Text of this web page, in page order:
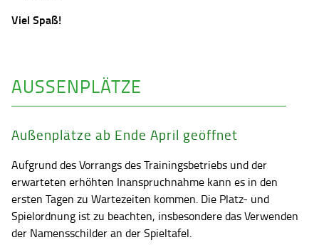
Viel Spaß!
AUSSENPLÄTZE
Außenplätze ab Ende April geöffnet
Aufgrund des Vorrangs des Trainingsbetriebs und der
erwarteten erhöhten Inanspruchnahme kann es in den
ersten Tagen zu Wartezeiten kommen. Die Platz- und
Spielordnung ist zu beachten, insbesondere das Verwenden
der Namensschilder an der Spieltafel.